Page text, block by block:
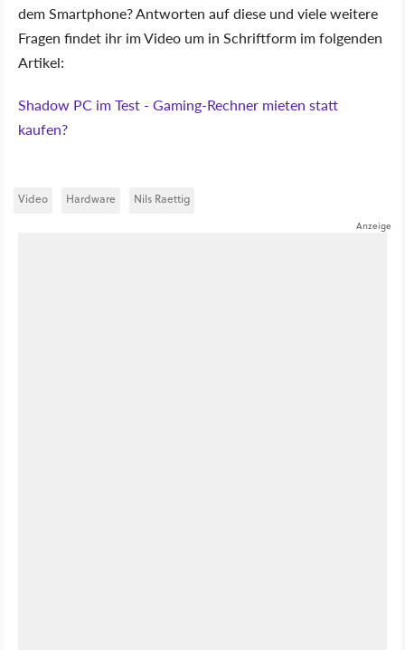
dem Smartphone? Antworten auf diese und viele weitere
Fragen findet ihr im Video um in Schriftform im folgenden
Artikel:
Shadow PC im Test - Gaming-Rechner mieten statt
kaufen?
Video Hardware Nils Raettig